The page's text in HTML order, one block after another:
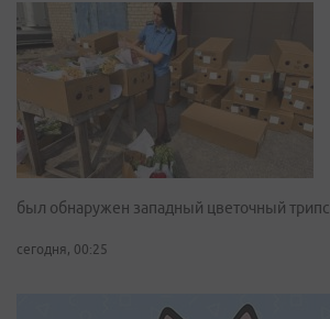
был обнаружен западный цветочный трипс
сегодня, 00:25